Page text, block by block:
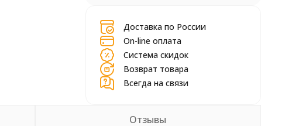
Доставка по России
On-line оплата
Система скидок
Возврат товара
Всегда на связи
Отзывы